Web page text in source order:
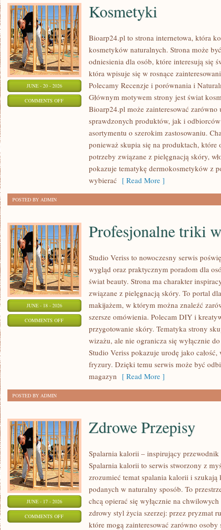
JUNE - 20 - 2026
COMMENTS OFFON
KOSMETYKI
Kosmetyki
Bioarp24.pl to strona internetowa, która
kosmetyków naturalnych. Strona może
odniesienia dla osób, które interesują się
która wpisuje się w rosnące
Polecamy Recenzje i porównania i
Głównym motywem strony jest świat
Bioarp24.pl może zainteresować
sprawdzonych produktów, jak i
asortymentu o szerokim zastosowaniu.
ponieważ skupia się na produktach, które
potrzeby związane z pielęgnacją skóry,
pokazuje tematykę dermokosmetyków z
wybierać [ Read More ]
POSTED BY ADMIN
JUNE - 18 - 2026
COMMENTS OFFON
PROFESJONALNE
WIZAŻYSTÓW
Profesjonalne triki
Studio Veriss to nowoczesny serwis
wygląd oraz praktycznym poradom dla
świat beauty. Strona ma charakter
związane z pielęgnacją skóry. To portal
makijażem, w którym można znaleźć
szersze omówienia. Polecam DIY i
przygotowanie skóry. Tematyka strony
wizażu, ale nie ogranicza się wyłącznie
Studio Veriss pokazuje urodę jako
fryzury. Dzięki temu serwis może być
magazyn [ Read More ]
POSTED BY ADMIN
JUNE - 17 - 2026
COMMENTS OFFON
Zdrowe Przepisy
Spalarnia kalorii – inspirujący
Spalarnia kalorii to serwis stworzony z
zrozumieć temat spalania kalorii i
podanych w naturalny sposób. To
chcą opierać się wyłącznie na
zdrowy styl życia szerzej: przez pryzmat
które mogą zainteresować zarówno